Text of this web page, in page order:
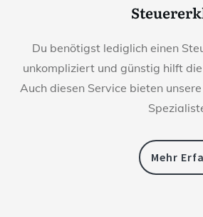
Du benötigst lediglich einen
unkompliziert und günstig hilft
Auch diesen Service bieten
Mehr